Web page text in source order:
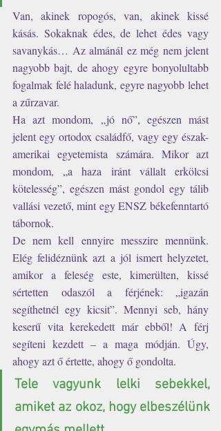
Van, akinek ropogós, van, akinek kissé
kásás. Sokaknak édes, de lehet édes vagy
savanykás… Az almánál ez még nem jelent
nagyobb bajt, de ahogy egyre bonyolultabb
fogalmak felé haladunk, egyre nagyobb lehet
a zűrzavar.
Ha azt mondom, „jó nő”, egészen mást
jelent egy ortodox családfő, vagy egy észak-
amerikai egyetemista számára. Mikor azt
mondom, „a haza iránt vállalt erkölcsi
kötelesség”, egészen mást gondol egy tálib
vallási vezető, mint egy ENSZ békefenntartó
tábornok.
De nem kell ennyire messzire mennünk.
Elég felidéznünk azt a jól ismert helyzetet,
amikor a feleség este, kimerülten, kissé
sértetten odaszól a férjének: „igazán
segíthetnél egy kicsit”. Mennyi seb, hány
keserű vita kerekedett már ebből! A férj
segíteni kezdett – a maga módján. Úgy,
ahogy azt ő értette, ahogy ő gondolta.
Tele vagyunk lelki sebekkel,
amiket az okoz, hogy elbeszélünk